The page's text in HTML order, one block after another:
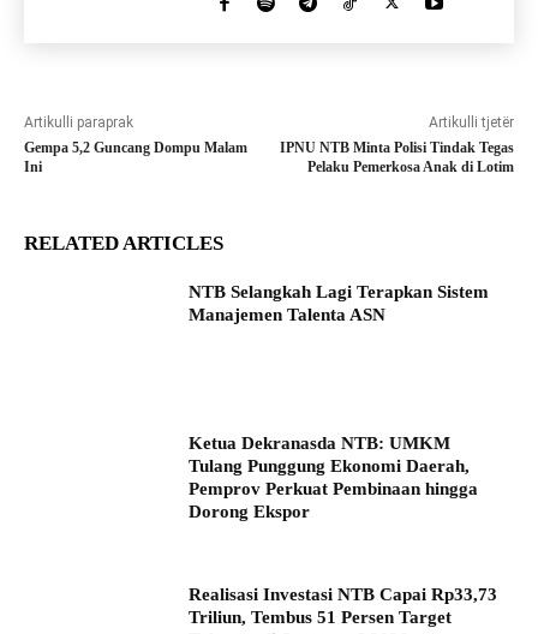
Artikulli paraprak
Gempa 5,2 Guncang Dompu Malam
Ini
Artikulli tjetër
IPNU NTB Minta Polisi Tindak Tegas
Pelaku Pemerkosa Anak di Lotim
RELATED ARTICLES
NTB Selangkah Lagi Terapkan Sistem
Manajemen Talenta ASN
Ketua Dekranasda NTB: UMKM
Tulang Punggung Ekonomi Daerah,
Pemprov Perkuat Pembinaan hingga
Dorong Ekspor
Realisasi Investasi NTB Capai Rp33,73
Triliun, Tembus 51 Persen Target